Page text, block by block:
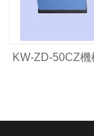
KW-ZD-50CZ